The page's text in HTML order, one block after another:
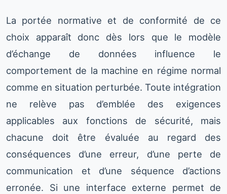
La portée normative et de conformité de ce
choix apparaît donc dès lors que le modèle
d’échange de données influence le
comportement de la machine en régime normal
comme en situation perturbée. Toute intégration
ne relève pas d’emblée des exigences
applicables aux fonctions de sécurité, mais
chacune doit être évaluée au regard des
conséquences d’une erreur, d’une perte de
communication et d’une séquence d’actions
erronée. Si une interface externe permet de